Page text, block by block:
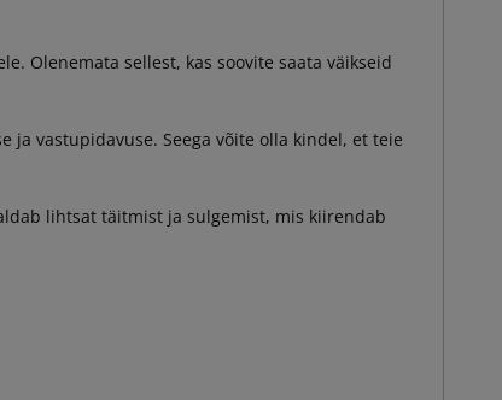
Olenemata sellest, kas soovite saata väikseid
vastupidavuse. Seega võite olla kindel, et teie
lihtsat täitmist ja sulgemist, mis kiirendab